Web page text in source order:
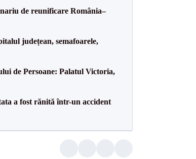
de reunificare România–
județean, semafoarele,
de Persoane: Palatul Victoria,
a fost rănită într-un accident